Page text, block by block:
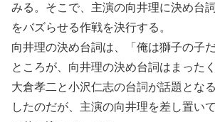
みる。そこで、主演の向井理に決め台
をバズらせる作戦を決行する。
向井理の決め台詞は、「俺は獅子の子だ
ところが、向井理の決め台詞はまった
大倉孝二と小沢仁志の台詞が話題とな
したのだが、主演の向井理を差し置い